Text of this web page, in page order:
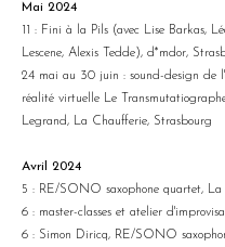
Mai 2024
11 : Fini à la Pils (avec Lise Barkas,
Lescene, Alexis Tedde), d*mdor,
24 mai au 30 juin : sound-design de
réalité virtuelle Le
Legrand, La Chaufferie, Strasbourg
Avril 2024
5 : RE/SONO saxophone quartet, La
6 : master-classes et atelier
6 : Simon Diricq, RE/SONO